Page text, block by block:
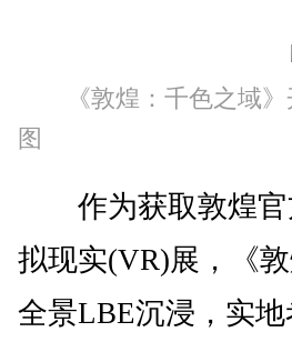
《敦煌：千色之域
图
作为获取敦煌官
拟现实(VR)展，《
全景LBE沉浸，实